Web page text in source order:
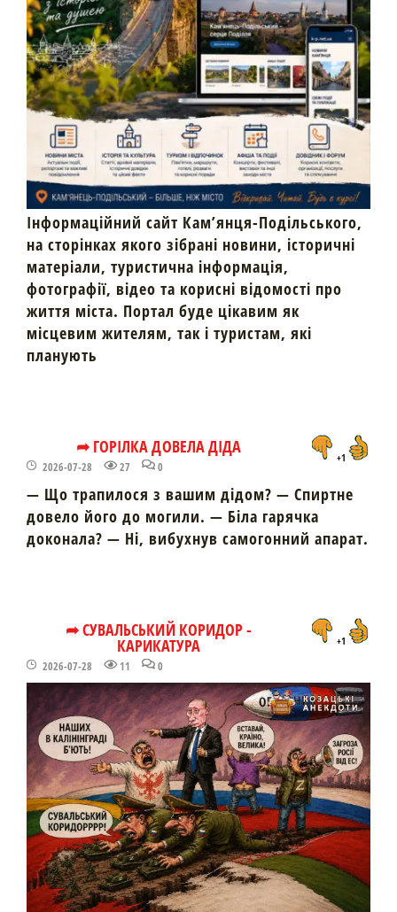
Інформаційний сайт Кам’янця-Подільського,
на сторінках якого зібрані новини, історичні
матеріали, туристична інформація,
фотографії, відео та корисні відомості про
життя міста. Портал буде цікавим як
місцевим жителям, так і туристам, які
планують
➦ ГОРІЛКА ДОВЕЛА ДІДА
2026-07-28 27 0
+1
— Що трапилося з вашим дідом? — Спиртне
довело його до могили. — Біла гарячка
доконала? — Ні, вибухнув самогонний апарат.
➦ СУВАЛЬСЬКИЙ КОРИДОР -
КАРИКАТУРА
2026-07-28 11 0
+1